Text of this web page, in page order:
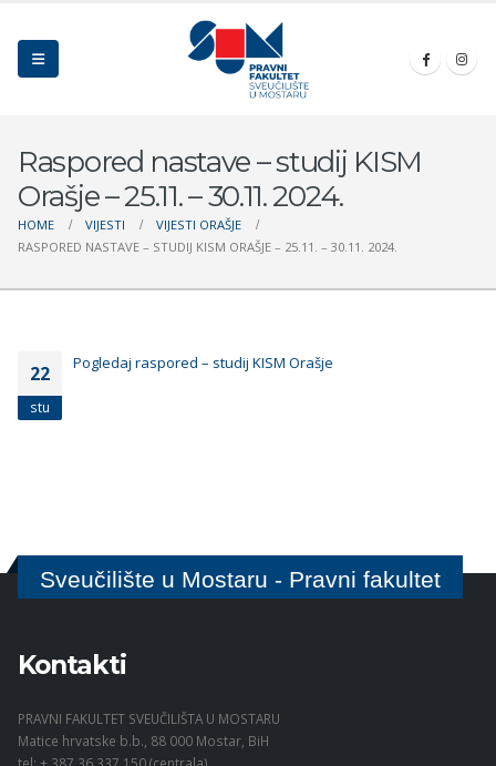
Raspored nastave – studij KISM
Orašje – 25.11. – 30.11. 2024.
HOME VIJESTI
VIJESTI ORAŠJE
RASPORED NASTAVE – STUDIJ KISM ORAŠJE – 25.11. – 30.11. 2024.
22
stu
Pogledaj raspored – studij KISM Orašje
Sveučilište u Mostaru - Pravni fakultet
Kontakti
PRAVNI FAKULTET SVEUČILIŠTA U MOSTARU
Matice hrvatske b.b., 88 000 Mostar, BiH